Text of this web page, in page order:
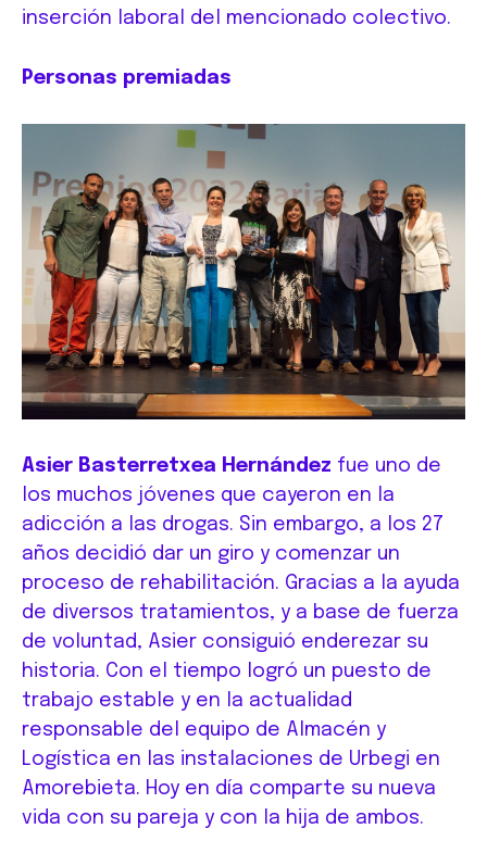
inserción laboral del mencionado colectivo.
Personas premiadas
Asier Basterretxea Hernández fue uno de
los muchos jóvenes que cayeron en la
adicción a las drogas. Sin embargo, a los 27
años decidió dar un giro y comenzar un
proceso de rehabilitación. Gracias a la ayuda
de diversos tratamientos, y a base de fuerza
de voluntad, Asier consiguió enderezar su
historia. Con el tiempo logró un puesto de
trabajo estable y en la actualidad
responsable del equipo de Almacén y
Logística en las instalaciones de Urbegi en
Amorebieta. Hoy en día comparte su nueva
vida con su pareja y con la hija de ambos.